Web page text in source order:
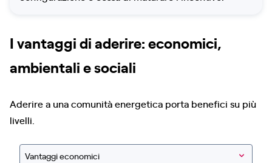
I vantaggi di aderire: economici,
ambientali e sociali
Aderire a una comunità energetica porta benefici su più
livelli.
Vantaggi economici